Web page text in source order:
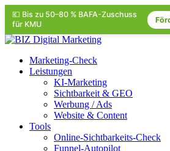
💶 Bis zu 50–80 % BAFA-Zuschuss
für KMU
Marketing-Check
Leistungen
KI-Marketing
Sichtbarkeit & GEO
Werbung / Ads
Website & Content
Tools
Online-Sichtbarkeits-Check
Funnel-Autopilot